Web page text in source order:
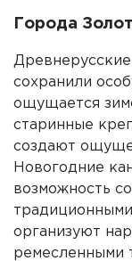
Города
сохранили
ощущается
старинные
создают
Новогодние
возможность
организуют
ремесленными